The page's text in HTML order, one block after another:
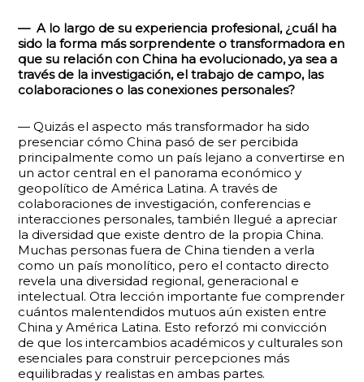
— A lo largo de su experiencia profesional, ¿cuál ha
sido la forma más sorprendente o transformadora en
que su relación con China ha evolucionado, ya sea a
través de la investigación, el trabajo de campo, las
colaboraciones o las conexiones personales?
— Quizás el aspecto más transformador ha sido
presenciar cómo China pasó de ser percibida
principalmente como un país lejano a convertirse en
un actor central en el panorama económico y
geopolítico de América Latina. A través de
colaboraciones de investigación, conferencias e
interacciones personales, también llegué a apreciar
la diversidad que existe dentro de la propia China.
Muchas personas fuera de China tienden a verla
como un país monolítico, pero el contacto directo
revela una diversidad regional, generacional e
intelectual. Otra lección importante fue comprender
cuántos malentendidos mutuos aún existen entre
China y América Latina. Esto reforzó mi convicción
de que los intercambios académicos y culturales son
esenciales para construir percepciones más
equilibradas y realistas en ambas partes.